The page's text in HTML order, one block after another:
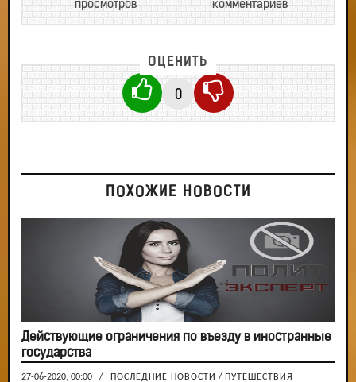
просмотров комментариев
ОЦЕНИТЬ
0
ПОХОЖИЕ НОВОСТИ
Действующие ограничения по въезду в иностранные
государства
27-06-2020, 00:00 / ПОСЛЕДНИЕ НОВОСТИ / ПУТЕШЕСТВИЯ